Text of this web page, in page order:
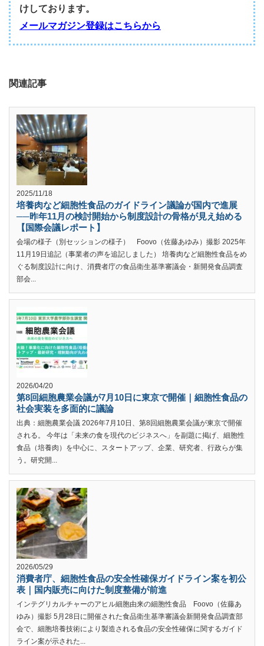
けしております。
メールマガジン登録はこちらから
関連記事
2025/11/18
培養肉など細胞性食品のガイドライン議論が国内で進展
──昨年11月の検討開始から制度設計の骨格が見え始める
【国際会議レポート】
会場の様子（別セッションの様子） Foovo（佐藤あゆみ）撮影 2025年
11月19日追記（事業者の声を追記しました） 培養肉など細胞性食品をめ
ぐる制度設計に向け、消費者庁の食品衛生基準審議会・新開発食品調査
部会...
2026/04/20
第8回細胞農業会議が7月10日に東京で開催｜細胞性食品の
社会実装を多面的に議論
出典：細胞農業会議 2026年7月10日、第8回細胞農業会議が東京で開催
される。 今年は「未来の食を現代のビジネスへ」を副題に掲げ、細胞性
食品（培養肉）を中心に、スタートアップ、企業、研究者、行政らが集
う。研究開...
2026/05/29
消費者庁、細胞性食品の安全性確保ガイドライン案を初公
表｜国内販売に向けた制度整備が前進
インテグリカルチャーのアヒル細胞由来の細胞性食品 Foovo（佐藤あ
ゆみ）撮影 5月28日に開催された食品衛生基準審議会新開発食品調査部
会で、細胞培養技術により製造される食品の安全性確保に関するガイド
ライン案が示された...